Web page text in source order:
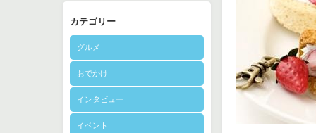
カテゴリー
グルメ
おでかけ
インタビュー
イベント